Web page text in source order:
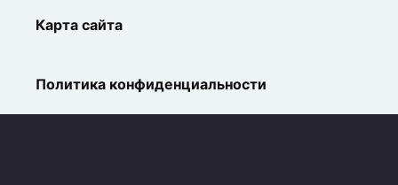
Карта сайта
Политика конфиденциальности